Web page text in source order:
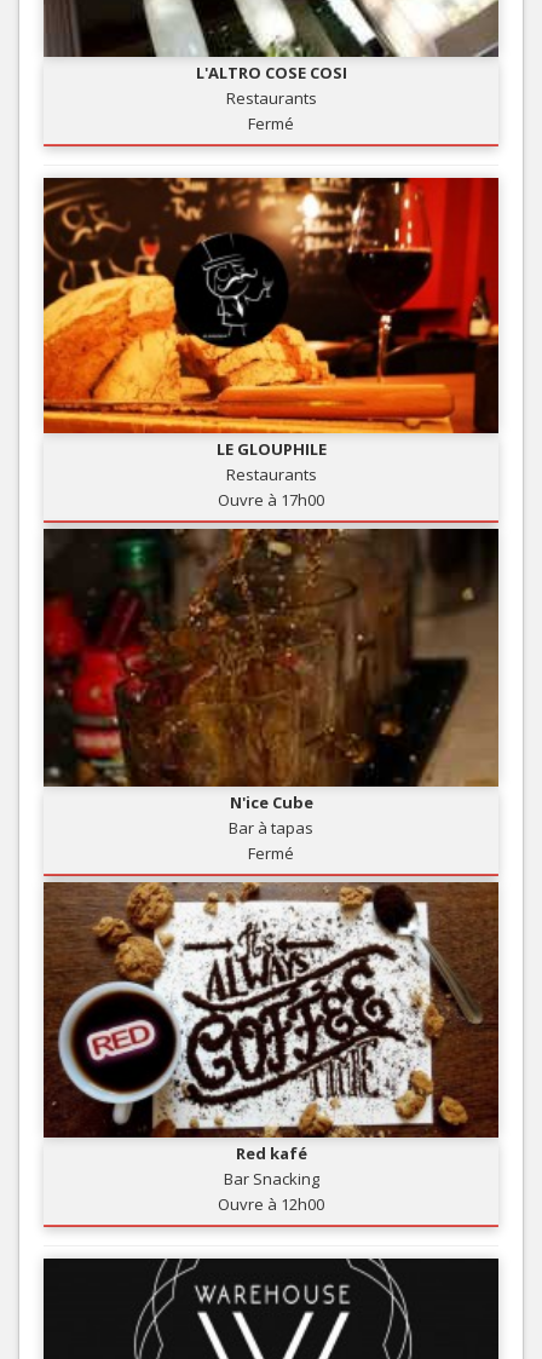
L'ALTRO COSE COSI
Restaurants
Fermé
LE GLOUPHILE
Restaurants
Ouvre à 17h00
N'ice Cube
Bar à tapas
Fermé
Red kafé
Bar Snacking
Ouvre à 12h00